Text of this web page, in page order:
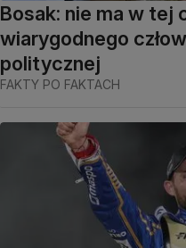
Bosak: nie ma w tej chwili mniej
wiarygodnego
politycznej
FAKTY PO FAKTACH